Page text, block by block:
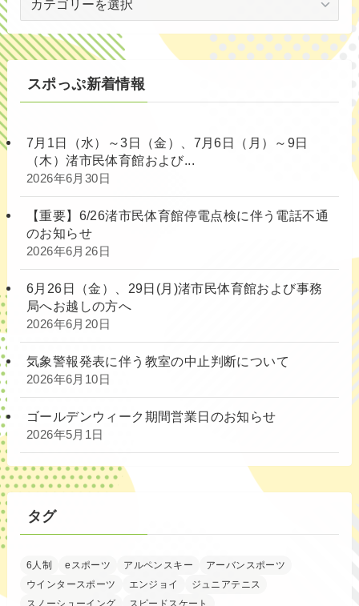
別
スポっぷ新着情報
7月1日（水）～3日（金）、7月6日（月）～9日
（木）渚市民体育館および...
2026年6月30日
【重要】6/26渚市民体育館停電点検に伴う電話不通
のお知らせ
2026年6月26日
6月26日（金）、29日(月)渚市民体育館および事務
局へお越しの方へ
2026年6月20日
気象警報発表に伴う教室の中止判断について
2026年6月10日
ゴールデンウィーク期間営業日のお知らせ
2026年5月1日
タグ
6人制 eスポーツ アルペンスキー
アーバンスポーツ
ウインタースポーツ
エンジョイ
ジュニアテニス